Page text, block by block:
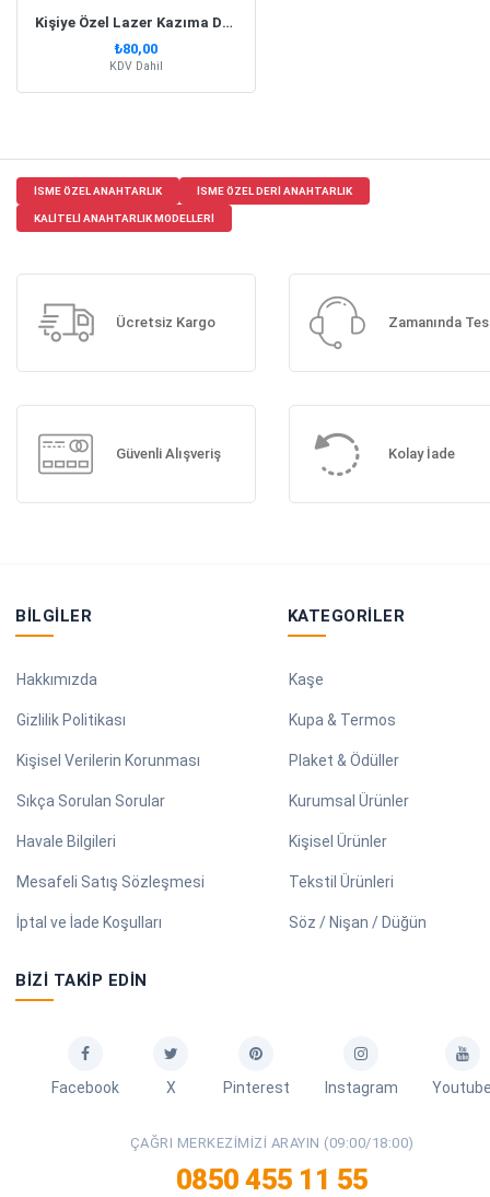
Kişiye Özel Lazer Kazıma Deri Lacivert Anahtarlık
₺80,00
KDV Dahil
ISME ÖZEL ANAHTARLIK ISME ÖZEL DERI ANAHTARLIK
KALITELI ANAHTARLIK MODELLERI
Ücretsiz Kargo Zamanında
Güvenli Alışveriş Kolay İade
BILGILER
Hakkımızda
Gizlilik Politikası
Kişisel Verilerin Korunması
Sıkça Sorulan Sorular
Havale Bilgileri
Mesafeli Satış Sözleşmesi
İptal ve İade Koşulları
KATEGORILER
Kaşe
Kupa & Termos
Plaket & Ödüller
Kurumsal Ürünler
Kişisel Ürünler
Tekstil Ürünleri
Söz / Nişan / Düğün
BIZI TAKIP EDIN
Facebook X Pinterest Instagram
ÇAĞRI MERKEZIMIZI ARAYIN (09:00/18:00)
0850 455 11 55